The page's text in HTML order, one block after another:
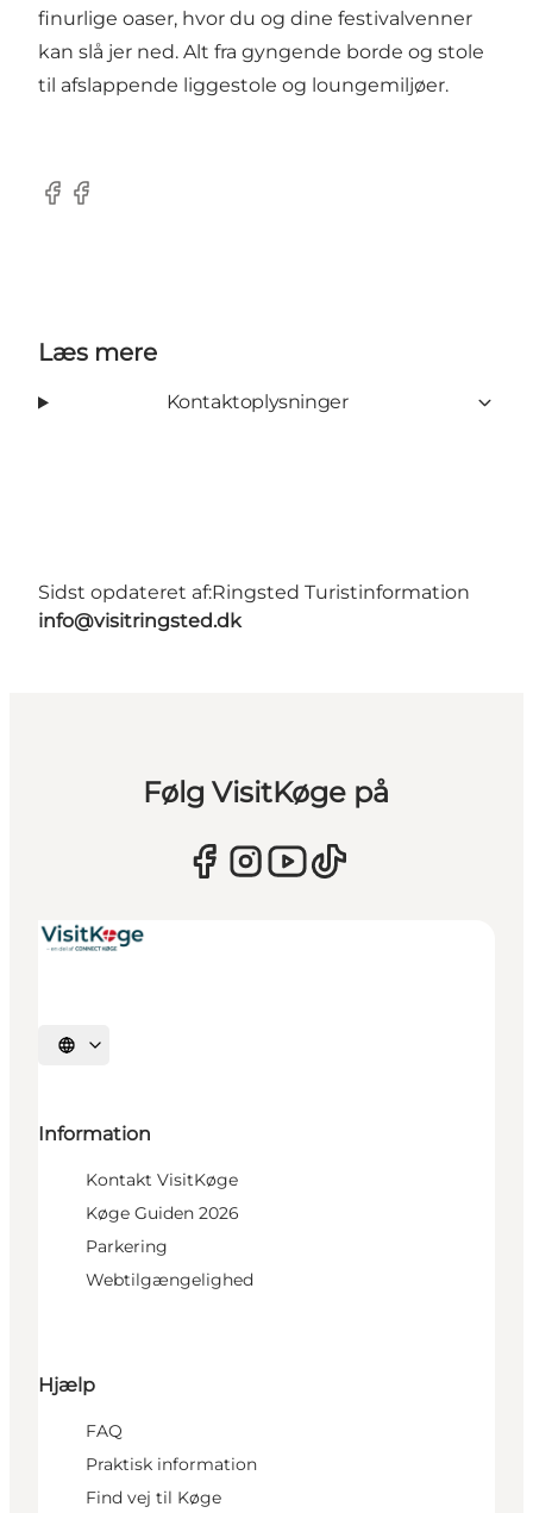
finurlige oaser, hvor du og dine festivalvenner
kan slå jer ned. Alt fra gyngende borde og stole
til afslappende liggestole og loungemiljøer.
Facebook
Facebook
Læs mere
Kontaktoplysninger
Sidst opdateret af:Ringsted Turistinformation
info@visitringsted.dk
Følg VisitKøge på
Vælg sprog
Information
Kontakt VisitKøge
Køge Guiden 2026
Parkering
Webtilgængelighed
Hjælp
FAQ
Praktisk information
Find vej til Køge